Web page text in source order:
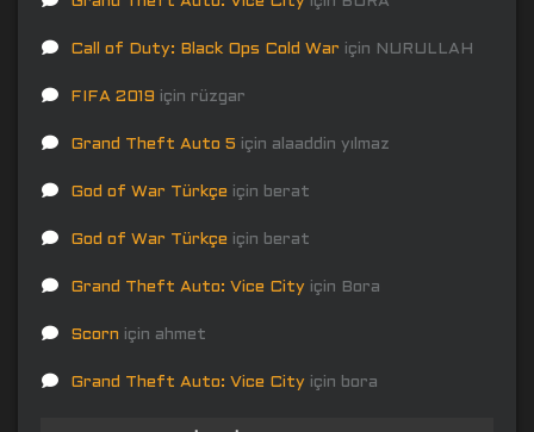
Call of Duty: Black Ops Cold War için NURULLAH
FIFA 2019 için rüzgar
Grand Theft Auto 5 için alaaddin yılmaz
God of War Türkçe için berat
God of War Türkçe için berat
Grand Theft Auto: Vice City için Bora
Scorn için ahmet
Grand Theft Auto: Vice City için bora